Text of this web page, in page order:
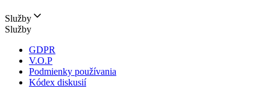
Služby
Služby
GDPR
V.O.P
Podmienky používania
Kódex diskusií